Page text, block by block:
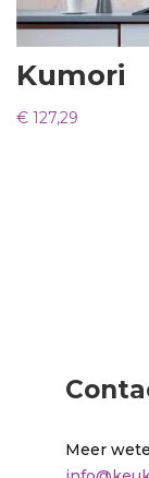
Kumori
€ 127,29
Meer